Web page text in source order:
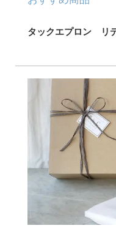
タックエプロン リ